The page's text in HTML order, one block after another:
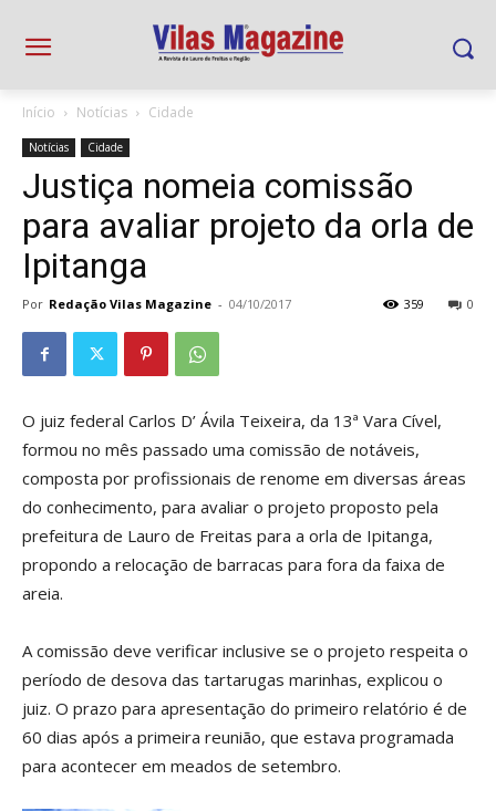
Início Notícias Cidade
Notícias Cidade
Justiça nomeia comissão
para avaliar projeto da orla de
Ipitanga
Por Redação Vilas Magazine - 04/10/2017 0
359
O juiz federal Carlos D’ Ávila Teixeira, da 13ª Vara Cível,
formou no mês passado uma comissão de notáveis,
composta por profissionais de renome em diversas áreas
do conhecimento, para avaliar o projeto proposto pela
prefeitura de Lauro de Freitas para a orla de Ipitanga,
propondo a relocação de barracas para fora da faixa de
areia.
A comissão deve verificar inclusive se o projeto respeita o
período de desova das tartarugas marinhas, explicou o
juiz. O prazo para apresentação do primeiro relatório é de
60 dias após a primeira reunião, que estava programada
para acontecer em meados de setembro.